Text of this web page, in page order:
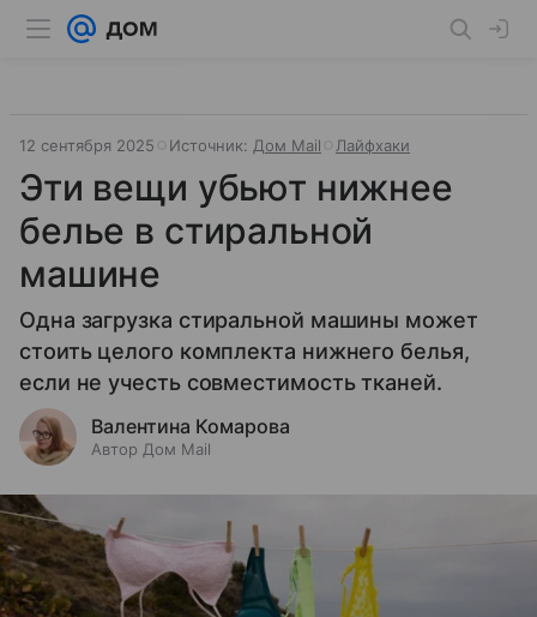
12 сентября 2025 Источник: Дом Mail Лайфхаки
Эти вещи убьют нижнее
белье в стиральной
машине
Одна загрузка стиральной машины может
стоить целого комплекта нижнего белья,
если не учесть совместимость тканей.
Валентина Комарова
Автор Дом Mail